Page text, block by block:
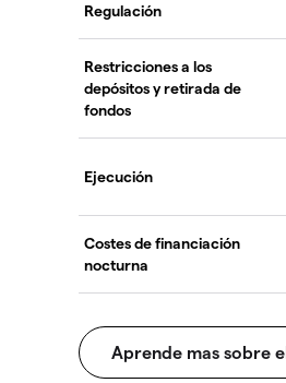
Regulación
Restricciones a los
depósitos y retirada de
fondos
Ejecución
Costes de financiación
nocturna